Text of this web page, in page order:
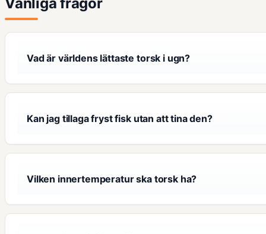
Vanliga frågor
Vad är världens lättaste torsk i ugn?
Kan jag tillaga fryst fisk utan att tina den?
Vilken innertemperatur ska torsk ha?